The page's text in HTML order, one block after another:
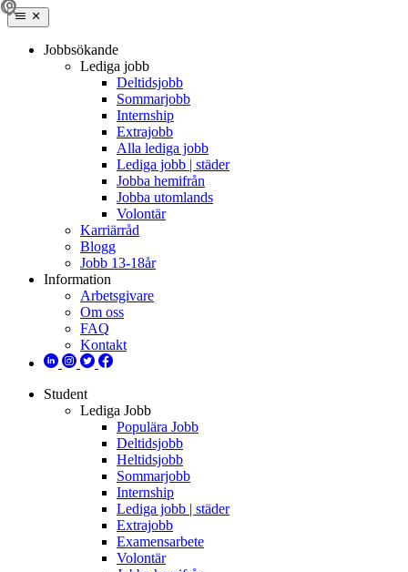
Jobbsökande
Lediga jobb
Deltidsjobb
Sommarjobb
Internship
Extrajobb
Alla lediga jobb
Lediga jobb | städer
Jobba hemifrån
Jobba utomlands
Volontär
Karriärråd
Blogg
Jobb 13-18år
Information
Arbetsgivare
Om oss
FAQ
Kontakt
Student
Lediga Jobb
Populära Jobb
Deltidsjobb
Heltidsjobb
Sommarjobb
Internship
Lediga jobb | städer
Extrajobb
Examensarbete
Volontär